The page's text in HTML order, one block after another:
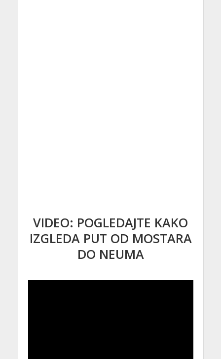
VIDEO: POGLEDAJTE KAKO
IZGLEDA PUT OD MOSTARA
DO NEUMA